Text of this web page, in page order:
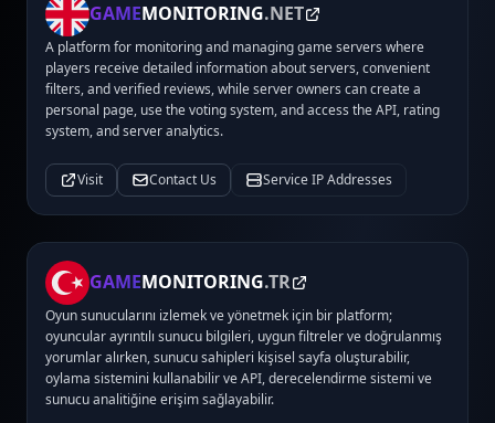
GAMEMONITORING.NET
A platform for monitoring and managing game servers where
players receive detailed information about servers, convenient
filters, and verified reviews, while server owners can create a
personal page, use the voting system, and access the API, rating
system, and server analytics.
Visit Contact Us Service IP Addresses
GAMEMONITORING.TR
Oyun sunucularını izlemek ve yönetmek için bir platform;
oyuncular ayrıntılı sunucu bilgileri, uygun filtreler ve doğrulanmış
yorumlar alırken, sunucu sahipleri kişisel sayfa oluşturabilir,
oylama sistemini kullanabilir ve API, derecelendirme sistemi ve
sunucu analitiğine erişim sağlayabilir.